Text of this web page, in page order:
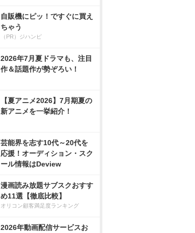
自販機にピッ！ですぐに買え
ちゃう
（PR）ジハンピ
2026年7月夏ドラマも、注目
作＆話題作が勢ぞろい！
【夏アニメ2026】7月期夏の
新アニメを一挙紹介！
芸能界を志す10代～20代を
応援！オーディション・スク
ール情報はDeview
漫画読み放題サブスクおすす
め11選【徹底比較】
オリコン顧客満足度ランキング
2026年動画配信サービスお